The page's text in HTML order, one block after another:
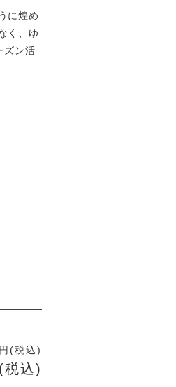
に煌め
く、ゆ
ズン活
(税込)
込)